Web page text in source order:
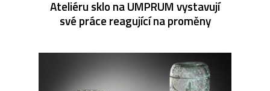
Ateliéru sklo na UMPRUM vystavují
své práce reagující na proměny